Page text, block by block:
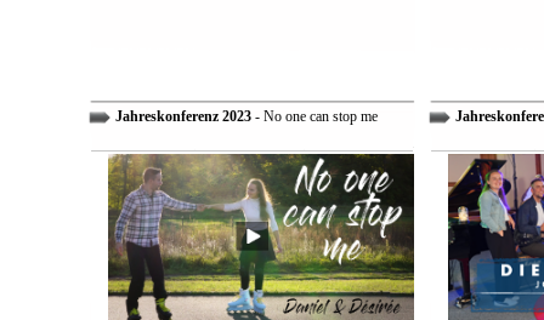
Jahreskonferenz 2023- No one can stop me